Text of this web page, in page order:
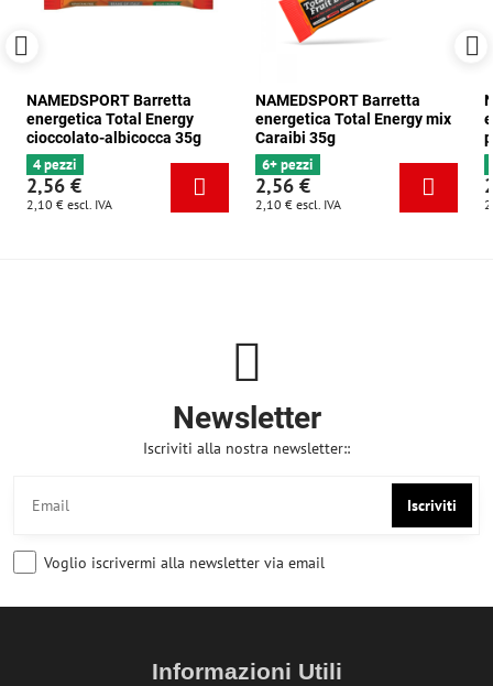
NAMEDSPORT Barretta
energetica Total Energy
cioccolato-albicocca 35g
4 pezzi
2,56 €
2,10 € escl. IVA
NAMEDSPORT Barretta
energetica Total Energy mix
Caraibi 35g
6+ pezzi
2,56 €
2,10 € escl. IVA
Newsletter
Iscriviti alla nostra newsletter::
Iscriviti
Voglio iscrivermi alla newsletter via email
Informazioni Utili